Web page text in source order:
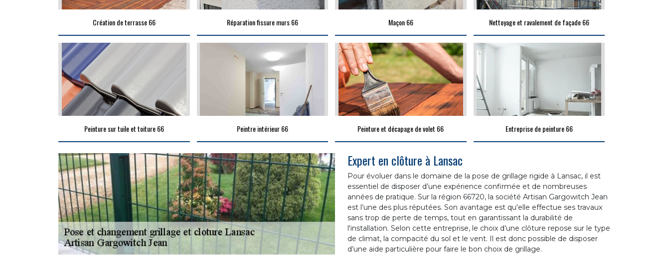
Création de terrasse 66 Réparation fissure murs 66 Maçon 66 Nettoyage et ravalement de façade 66
Peinture sur tuile et toiture 66 Peintre intérieur 66 Peinture et décapage de volet 66 Entreprise de peinture 66
Expert en clôture à Lansac
Pour évoluer dans le domaine de la pose de grillage rigide à Lansac, il est
essentiel de disposer d’une expérience confirmée et de nombreuses
années de pratique. Sur la région 66720, la société Artisan Gargowitch Jean
est l’une des plus réputées. Son avantage est qu'elle effectue ses travaux
sans trop de perte de temps, tout en garantissant la durabilité de
l'installation. Selon cette entreprise, le choix d’une clôture repose sur le type
de climat, la compacité du sol et le vent. Il est donc possible de disposer
d’une aide particulière pour faire le bon choix de grillage.